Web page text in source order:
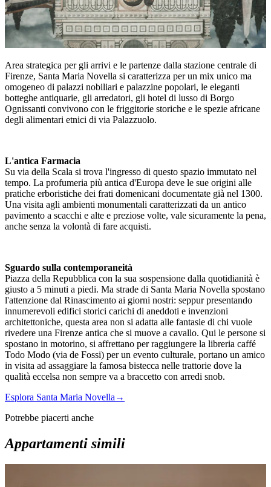
Area strategica per gli arrivi e le partenze dalla stazione centrale di
Firenze, Santa Maria Novella si caratterizza per un mix unico ma
omogeneo di palazzi nobiliari e palazzine popolari, le eleganti
botteghe antiquarie, gli arredatori, gli hotel di lusso di Borgo
Ognissanti convivono con le friggitorie storiche e le spezie africane
degli alimentari etnici di via Palazzuolo.
L'antica Farmacia
Su via della Scala si trova l'ingresso di questo spazio immutato nel
tempo. La profumeria più antica d'Europa deve le sue origini alle
pratiche erboristiche dei frati domenicani documentate già nel 1300.
Una visita agli ambienti monumentali caratterizzati da un antico
pavimento a scacchi e alte e preziose volte, vale sicuramente la pena,
anche senza la volontà di fare acquisti.
Sguardo sulla contemporaneità
Piazza della Repubblica con la sua sospensione dalla quotidianità è
giusto a 5 minuti a piedi. Ma strade di Santa Maria Novella spostano
l'attenzione dal Rinascimento ai giorni nostri: seppur presentando
innumerevoli edifici storici carichi di aneddoti e invenzioni
architettoniche, questa area non si adatta alle fantasie di chi vuole
rivedere una Firenze antica che si muove a cavallo. Qui le persone si
spostano in motorino, si affrettano per raggiungere la libreria caffé
Todo Modo (via de Fossi) per un evento culturale, portano un amico
in visita ad assaggiare la famosa bistecca nelle trattorie dove la
qualità eccelsa non sempre va a braccetto con arredi snob.
Esplora Santa Maria Novella→
Potrebbe piacerti anche
Appartamenti simili